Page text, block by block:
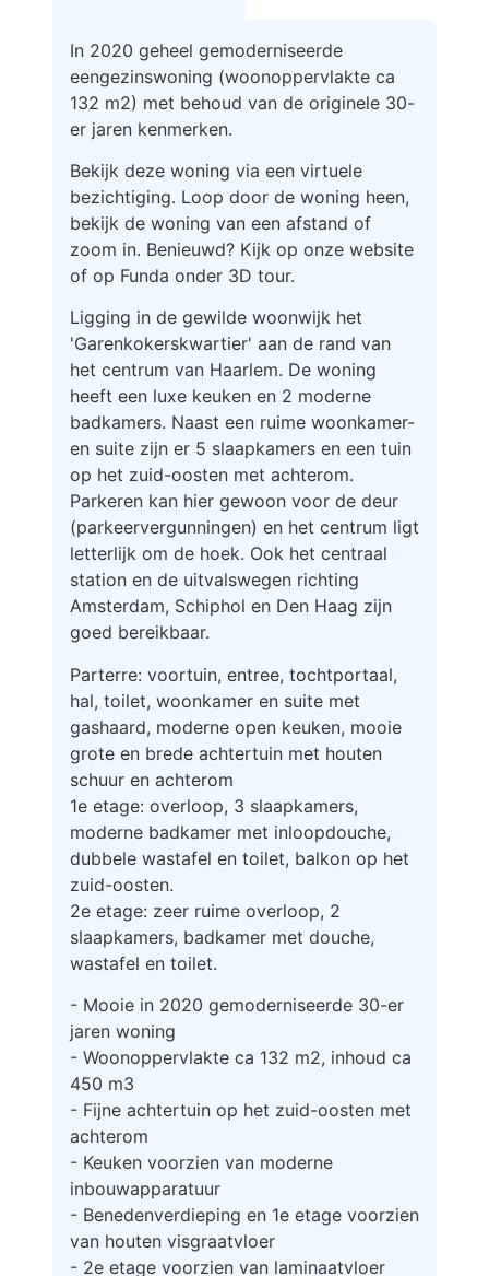
In 2020 geheel gemoderniseerde
eengezinswoning (woonoppervlakte ca
132 m2) met behoud van de originele 30-
er jaren kenmerken.
Bekijk deze woning via een virtuele
bezichtiging. Loop door de woning heen,
bekijk de woning van een afstand of
zoom in. Benieuwd? Kijk op onze website
of op Funda onder 3D tour.
Ligging in de gewilde woonwijk het
'Garenkokerskwartier' aan de rand van
het centrum van Haarlem. De woning
heeft een luxe keuken en 2 moderne
badkamers. Naast een ruime woonkamer-
en suite zijn er 5 slaapkamers en een tuin
op het zuid-oosten met achterom.
Parkeren kan hier gewoon voor de deur
(parkeervergunningen) en het centrum ligt
letterlijk om de hoek. Ook het centraal
station en de uitvalswegen richting
Amsterdam, Schiphol en Den Haag zijn
goed bereikbaar.
Parterre: voortuin, entree, tochtportaal,
hal, toilet, woonkamer en suite met
gashaard, moderne open keuken, mooie
grote en brede achtertuin met houten
schuur en achterom
1e etage: overloop, 3 slaapkamers,
moderne badkamer met inloopdouche,
dubbele wastafel en toilet, balkon op het
zuid-oosten.
2e etage: zeer ruime overloop, 2
slaapkamers, badkamer met douche,
wastafel en toilet.
- Mooie in 2020 gemoderniseerde 30-er
jaren woning
- Woonoppervlakte ca 132 m2, inhoud ca
450 m3
- Fijne achtertuin op het zuid-oosten met
achterom
- Keuken voorzien van moderne
inbouwapparatuur
- Benedenverdieping en 1e etage voorzien
van houten visgraatvloer
- 2e etage voorzien van laminaatvloer